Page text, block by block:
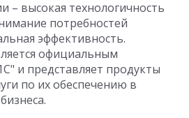
– высокая технологичность
потребностей
эффективность.
официальным
и представляет продукты
по их обеспечению в